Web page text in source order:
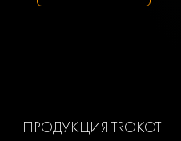
ПРОДУКЦИЯ TROKOT